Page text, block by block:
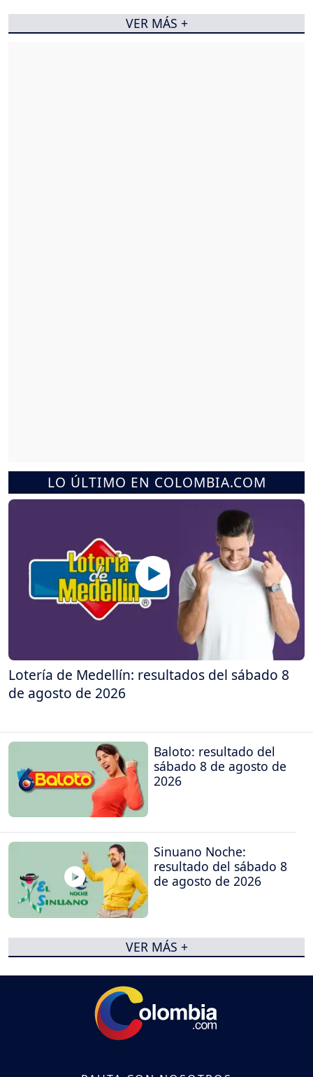
LO ÚLTIMO EN COLOMBIA.COM
Lotería de Medellín: resultados del sábado 8
de agosto de 2026
Baloto: resultado del
sábado 8 de agosto de
2026
Sinuano Noche:
resultado del sábado 8
de agosto de 2026
VER MÁS +
VER MÁS +